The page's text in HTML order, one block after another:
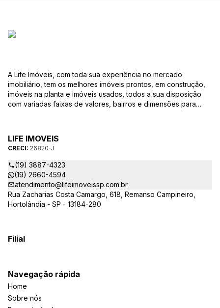
A Life Imóveis, com toda sua experiência no mercado
imobiliário, tem os melhores imóveis prontos, em construção,
imóveis na planta e imóveis usados, todos a sua disposição
com variadas faixas de valores, bairros e dimensões para
as suas dúvidas sobre casas, apartamentos, terrenos, salas
comerciais e outros produtos imobiliários.
LIFE IMOVEIS
CRECI: 26820-J
(19) 3887-4323
(19) 2660-4594
atendimento@lifeimoveissp.com.br
Rua Zacharias Costa Camargo, 618, Remanso Campineiro,
Hortolândia - SP - 13184-280
Filial
Navegação rápida
Home
Sobre nós